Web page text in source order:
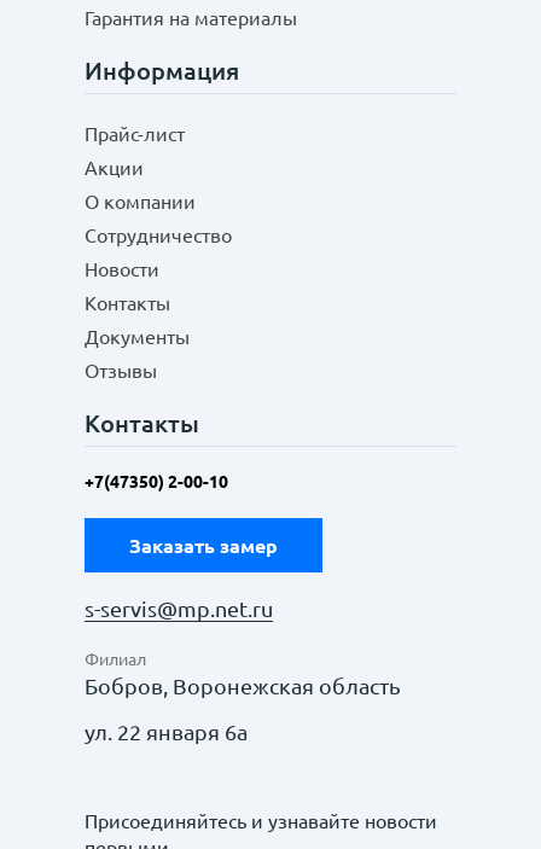
Гарантия на материалы
Информация
Прайс-лист
Акции
О компании
Сотрудничество
Новости
Контакты
Документы
Отзывы
Контакты
+7(47350) 2-00-10
Заказать замер
s-servis@mp.net.ru
Филиал
Бобров, Воронежская область
ул. 22 января 6а
Присоединяйтесь и узнавайте новости